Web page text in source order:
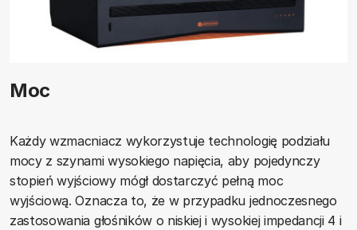
Moc
Każdy wzmacniacz wykorzystuje technologię podziału
mocy z szynami wysokiego napięcia, aby pojedynczy
stopień wyjściowy mógł dostarczyć pełną moc
wyjściową. Oznacza to, że w przypadku jednoczesnego
zastosowania głośników o niskiej i wysokiej impedancji 4 i